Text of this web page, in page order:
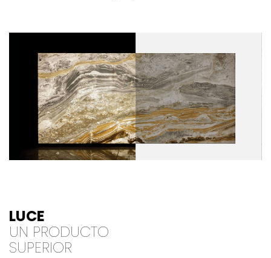
LUCE
UN PRODUCTO
SUPERIOR